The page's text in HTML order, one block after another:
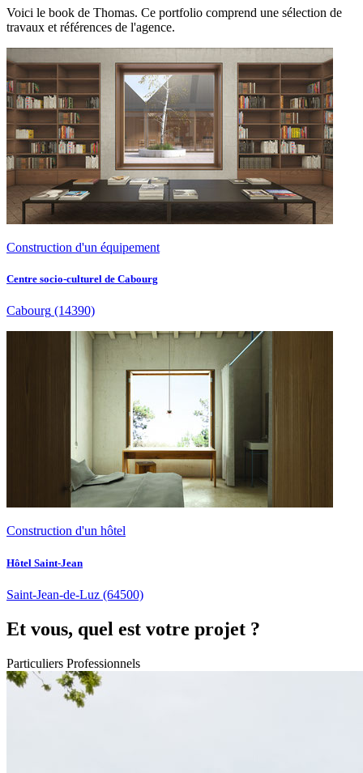
Voici le book de Thomas. Ce portfolio comprend une sélection de
travaux et références de l'agence.
Construction d'un équipement
Centre socio-culturel de Cabourg
Cabourg (14390)
Construction d'un hôtel
Hôtel Saint-Jean
Saint-Jean-de-Luz (64500)
Et vous, quel est votre projet ?
Particuliers Professionnels